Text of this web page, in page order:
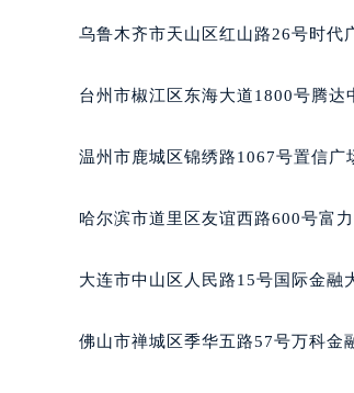
乌鲁木齐市天山区红山路26号时代
台州市椒江区东海大道1800号腾达
温州市鹿城区锦绣路1067号置信广
哈尔滨市道里区友谊西路600号富
大连市中山区人民路15号国际金融
佛山市禅城区季华五路57号万科金